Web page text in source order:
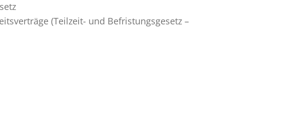
(Teilzeit- und Befristungsgesetz –